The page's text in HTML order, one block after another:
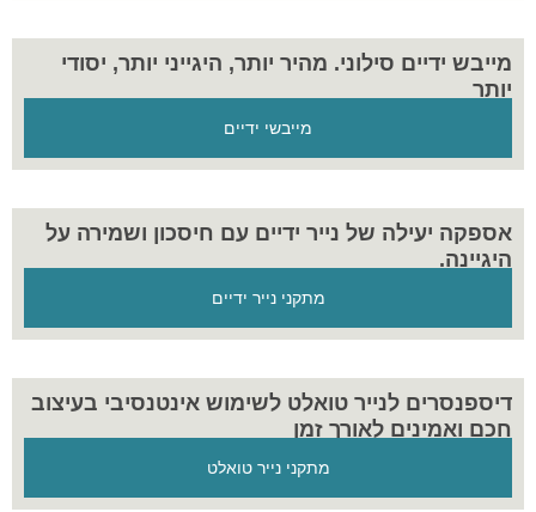
מייבש ידיים סילוני. מהיר יותר, היגייני יותר, יסודי
יותר
מייבשי ידיים
אספקה יעילה של נייר ידיים עם חיסכון ושמירה על
היגיינה.
מתקני נייר ידיים
דיספנסרים לנייר טואלט לשימוש אינטנסיבי בעיצוב
חכם ואמינים לאורך זמן
מתקני נייר טואלט